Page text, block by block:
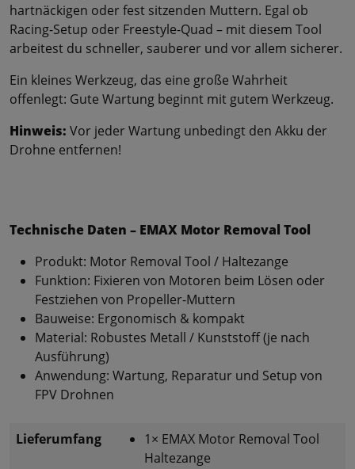
hartnäckigen oder fest sitzenden Muttern. Egal ob
Racing-Setup oder Freestyle-Quad – mit diesem Tool
arbeitest du schneller, sauberer und vor allem sicherer.
Ein kleines Werkzeug, das eine große Wahrheit
offenlegt: Gute Wartung beginnt mit gutem Werkzeug.
Hinweis: Vor jeder Wartung unbedingt den Akku der
Drohne entfernen!
Technische Daten – EMAX Motor Removal Tool
Produkt: Motor Removal Tool / Haltezange
Funktion: Fixieren von Motoren beim Lösen oder
Festziehen von Propeller-Muttern
Bauweise: Ergonomisch & kompakt
Material: Robustes Metall / Kunststoff (je nach
Ausführung)
Anwendung: Wartung, Reparatur und Setup von
FPV Drohnen
Lieferumfang
1× EMAX Motor Removal Tool
Haltezange